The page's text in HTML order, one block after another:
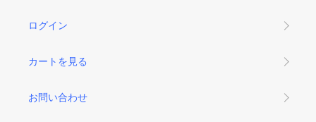
ログイン
カートを見る
お問い合わせ